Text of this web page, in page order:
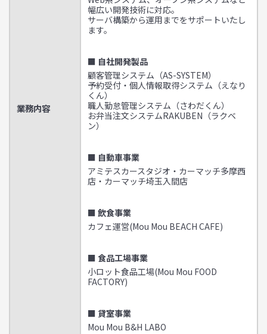
業務内容
幅広い開発技術に対応。
サーバ構築から運用までをサポートいたし
ます。
■ 自社開発製品
顧客管理システム（AS-SYSTEM）
予約受付・個人情報取得システム（えなり
くん）
職人勤怠管理システム（さわだくん）
お弁当注文システムRAKUBEN（ラクベ
ン）
■ 自動車事業
アミテスカースタジオ・カーマッチ多摩西
店・カーマッチ埼玉入間店
■ 飲食事業
カフェ運営(Mou Mou BEACH CAFE)
■ 食品工場事業
小ロット食品工場(Mou Mou FOOD
FACTORY)
■ 貸室事業
Mou Mou B&H LABO